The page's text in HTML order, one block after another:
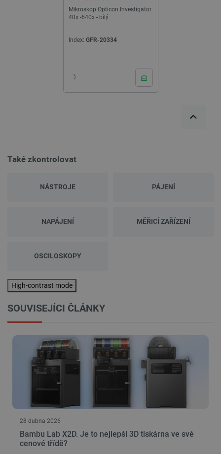
Mikroskop Opticon Investigator
40x -640x - bílý
Index: GFR-20334
Také zkontrolovat
NÁSTROJE PÁJENÍ
NAPÁJENÍ MĚŘICÍ ZAŘÍZENÍ
OSCILOSKOPY
High-contrast mode
SOUVISEJÍCI ČLÁNKY
28 dubna 2026
Bambu Lab X2D. Je to nejlepší 3D tiskárna ve své
cenové třídě?